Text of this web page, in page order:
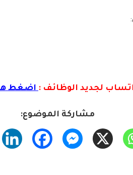
اب لجديد الوظائف :اضغط
مشاركة الموضوع: